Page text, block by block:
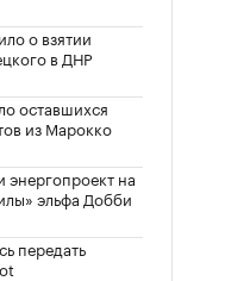
о взятии
в ДНР
оставшихся
из Марокко
энергопроект на
эльфа Добби
передать